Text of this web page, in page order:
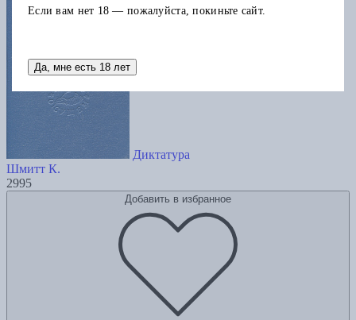
Диктатура
Шмитт К.
2995
Добавить в избранное
Если вам нет 18 — пожалуйста, покиньте сайт.
Да, мне есть 18 лет